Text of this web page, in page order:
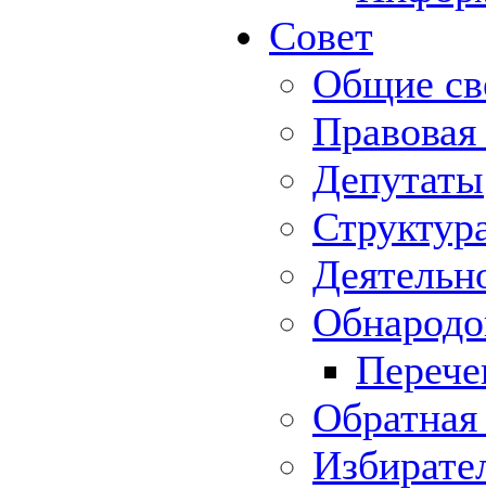
Совет
Общие
Правовая
Депутаты
Обратная